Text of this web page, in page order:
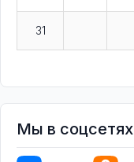
31
Мы в соцсетях